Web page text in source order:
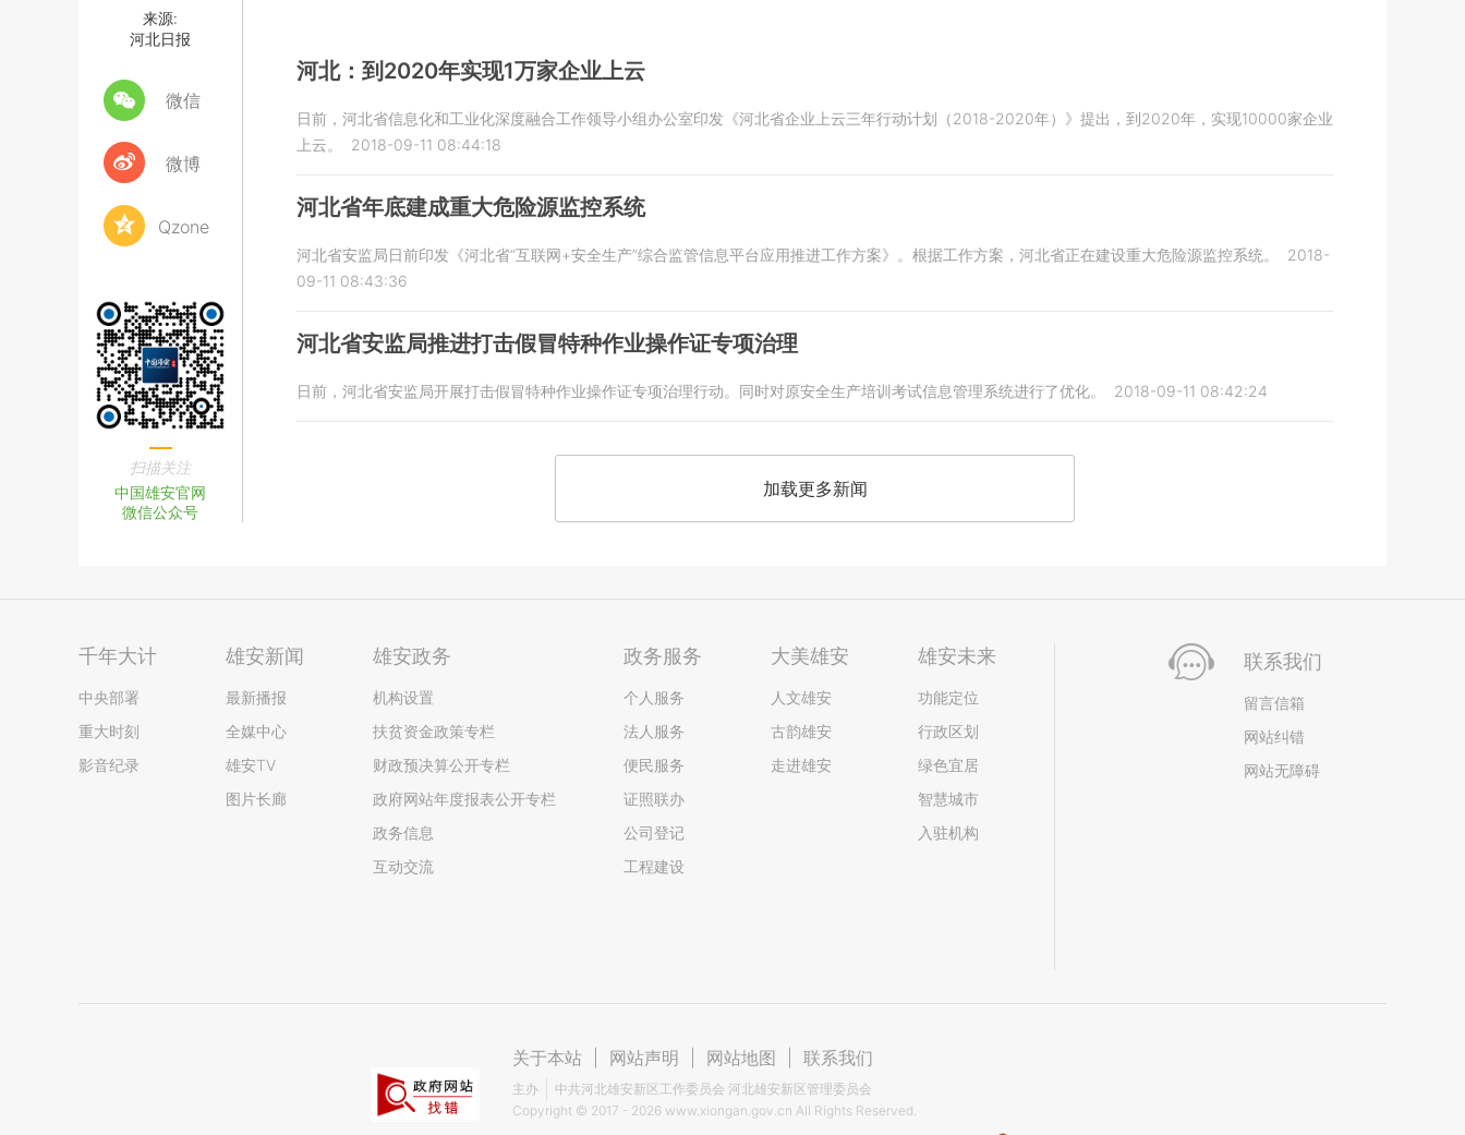
来源:
河北日报
微信
微博
Qzone
扫描关注
中国雄安官网
微信公众号
河北：到2020年实现1万家企业上云
日前，河北省信息化和工业化深度融合工作领导小组办公室印发《河北省企业上云三年行动计划（2018-2020年）》提出，到2020年，实现10000家企业
上云。
2018-09-11 08:44:18
河北省年底建成重大危险源监控系统
河北省安监局日前印发《河北省“互联网+安全生产”综合监管信息平台应用推进工作方案》。根据工作方案，河北省正在建设重大危险源监控系统。
2018-
09-11 08:43:36
河北省安监局推进打击假冒特种作业操作证专项治理
日前，河北省安监局开展打击假冒特种作业操作证专项治理行动。同时对原安全生产培训考试信息管理系统进行了优化。 2018-09-11 08:42:24
加载更多新闻
千年大计
中央部署
重大时刻
影音纪录
雄安新闻
最新播报
全媒中心
雄安TV
图片长廊
雄安政务
机构设置
扶贫资金政策专栏
财政预决算公开专栏
政府网站年度报表公开专栏
政务信息
互动交流
政务服务
个人服务
法人服务
便民服务
证照联办
公司登记
工程建设
大美雄安
人文雄安
古韵雄安
走进雄安
雄安未来
功能定位
行政区划
绿色宜居
智慧城市
入驻机构
联系我们
留言信箱
网站纠错
网站无障碍
关于本站 网站声明 网站地图 联系我们
主办
中共河北雄安新区工作委员会 河北雄安新区管理委员会
Copyright © 2017 - 2026 www.xiongan.gov.cn All Rights Reserved.